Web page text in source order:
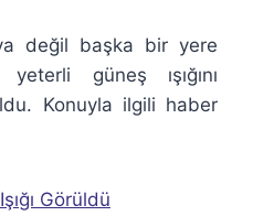
değil başka bir yere
güneş ışığını
Konuyla ilgili haber
Görüldü